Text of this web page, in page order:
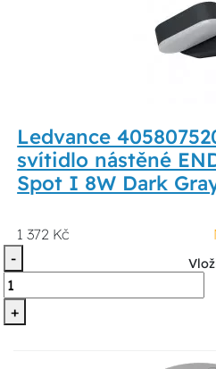
Ledvance
svítidlo nástěné
Spot I 8W Dark
1 372 Kč
-
+